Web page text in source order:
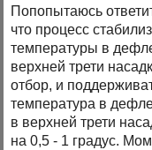
Попопытаюсь
что процесс
температуры в
верхней трети
отбор, и
температура в
в верхней трети
на 0,5 - 1 градус.